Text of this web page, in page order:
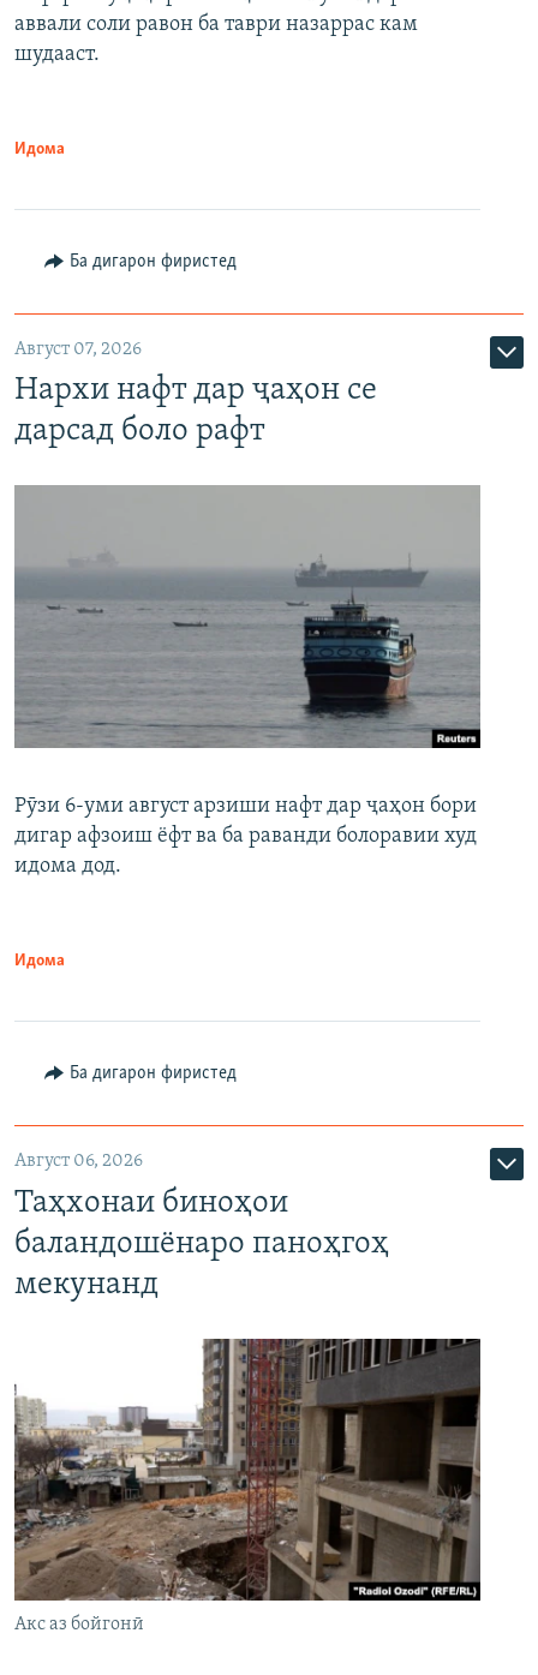
аввали соли равон ба таври назаррас кам
шудааст.
Идома
Ба дигарон фиристед
Август 07, 2026
Нархи нафт дар ҷаҳон се
дарсад боло рафт
Рӯзи 6-уми август арзиши нафт дар ҷаҳон бори
дигар афзоиш ёфт ва ба раванди болоравии худ
идома дод.
Идома
Ба дигарон фиристед
Август 06, 2026
Таҳхонаи биноҳои
баландошёнаро паноҳгоҳ
мекунанд
Акс аз бойгонӣ